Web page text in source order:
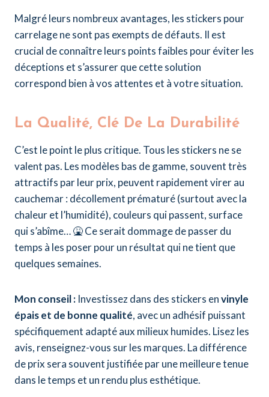
Malgré leurs nombreux avantages, les stickers pour
carrelage ne sont pas exempts de défauts. Il est
crucial de connaître leurs points faibles pour éviter les
déceptions et s’assurer que cette solution
correspond bien à vos attentes et à votre situation.
La Qualité, Clé De La Durabilité
C’est le point le plus critique. Tous les stickers ne se
valent pas. Les modèles bas de gamme, souvent très
attractifs par leur prix, peuvent rapidement virer au
cauchemar : décollement prématuré (surtout avec la
chaleur et l’humidité), couleurs qui passent, surface
qui s’abîme… 🤮 Ce serait dommage de passer du
temps à les poser pour un résultat qui ne tient que
quelques semaines.
Mon conseil : Investissez dans des stickers envinyle
épais et de bonne qualité, avec un adhésif puissant
spécifiquement adapté aux milieux humides. Lisez les
avis, renseignez-vous sur les marques. La différence
de prix sera souvent justifiée par une meilleure tenue
dans le temps et un rendu plus esthétique.